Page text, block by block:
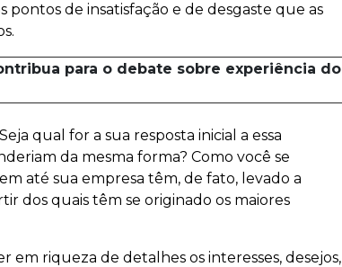
de insatisfação e de desgaste que as
para o debate sobre experiência do
qual for a sua resposta inicial a essa
da mesma forma? Como você se
até sua empresa têm, de fato, levado a
dos quais têm se originado os maiores
em riqueza de detalhes os interesses, desejos,